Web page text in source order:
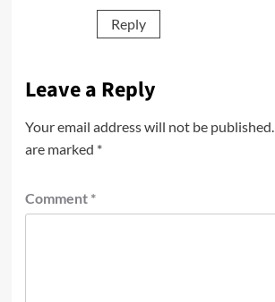
Reply
Leave a Reply
Your email address will not be published.
are marked *
Comment *